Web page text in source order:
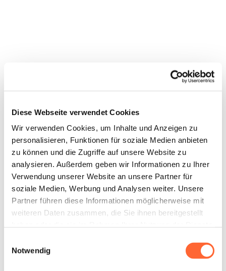
Diese Webseite verwendet Cookies
Wir verwenden Cookies, um Inhalte und Anzeigen zu
personalisieren, Funktionen für soziale Medien anbieten
zu können und die Zugriffe auf unsere Website zu
analysieren. Außerdem geben wir Informationen zu Ihrer
Verwendung unserer Website an unsere Partner für
soziale Medien, Werbung und Analysen weiter. Unsere
Partner führen diese Informationen möglicherweise mit
weiteren Daten zusammen, die Sie ihnen bereitgestellt
Notwendig